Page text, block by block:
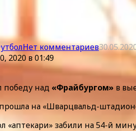
Нет комментариев
2020 в 01:49
победу над «Фрайбургом» в
на «Шварцвальд-
«аптекари» забили на 54-й